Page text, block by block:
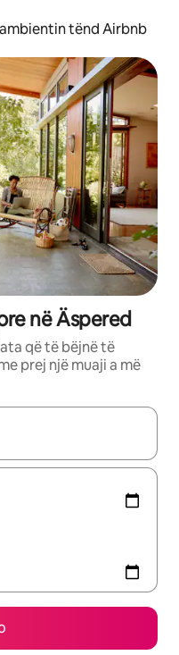
tënd Airbnb
në Äspered
që të bëjnë të
prej një muaji a më
lëviz me butonat e